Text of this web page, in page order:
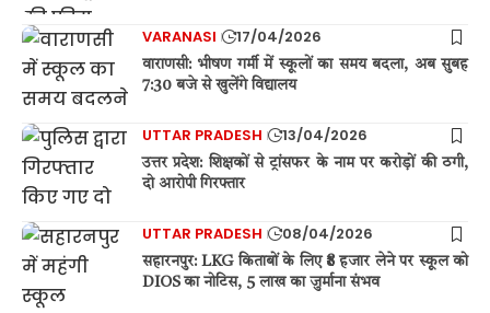
VARANASI 17/04/2026
वाराणसी: भीषण गर्मी में स्कूलों का समय बदला, अब सुबह
7:30 बजे से खुलेंगे विद्यालय
UTTAR PRADESH 13/04/2026
उत्तर प्रदेश: शिक्षकों से ट्रांसफर के नाम पर करोड़ों की ठगी,
दो आरोपी गिरफ्तार
UTTAR PRADESH 08/04/2026
सहारनपुर: LKG किताबों के लिए ₹8 हजार लेने पर स्कूल को
DIOS का नोटिस, 5 लाख का जुर्माना संभव